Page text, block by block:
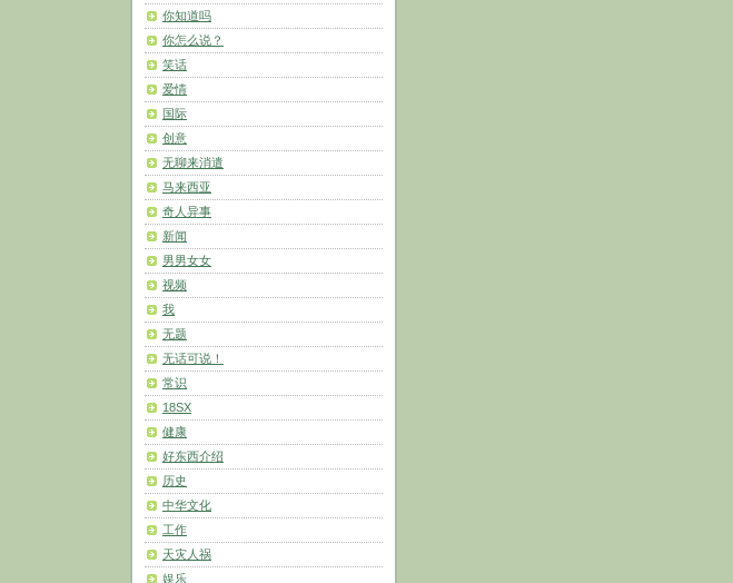
你知道吗
你怎么说？
笑话
爱情
国际
创意
无聊来消遣
马来西亚
奇人异事
新闻
男男女女
视频
我
无题
无话可说！
常识
18SX
健康
好东西介绍
历史
中华文化
工作
天灾人祸
娱乐